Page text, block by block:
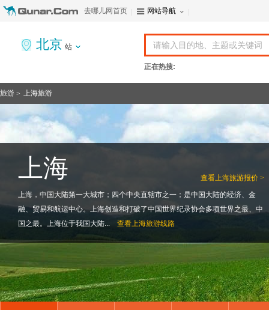
去哪儿网首页 网站导航
北京 站
正在热搜:
旅游 > 上海旅游
查看上海旅游报价 >
上海
上海，中国大陆第一大城市；四个中央直辖市之一；是中国大陆的经济、金
融、贸易和航运中心。上海创造和打破了中国世界纪录协会多项世界之最、中
国之最。上海位于我国大陆...
查看上海旅游线路